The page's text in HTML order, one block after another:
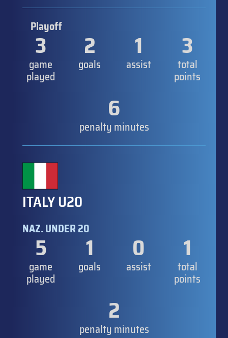
Playoff
3
game
played
2
goals
1
assist
3
total
points
6
penalty minutes
ITALY U20
NAZ. UNDER 20
5
game
played
1
goals
0
assist
1
total
points
2
penalty minutes